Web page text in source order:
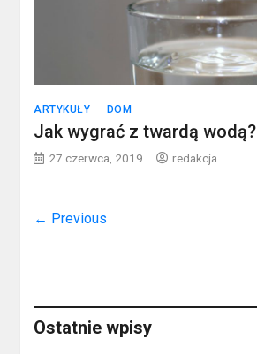
ARTYKUŁY DOM
Jak wygrać z twardą wodą?
27 czerwca, 2019 redakcja
← Previous
Ostatnie wpisy